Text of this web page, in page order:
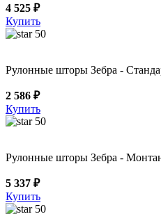
4 525 ₽
Купить
50
Рулонные шторы Зебра -
2 586 ₽
Купить
50
Рулонные шторы Зебра -
5 337 ₽
Купить
50